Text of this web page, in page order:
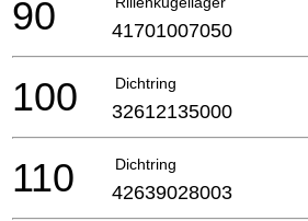
90 41701007050
Dichtring
100 32612135000
Dichtring
110 42639028003